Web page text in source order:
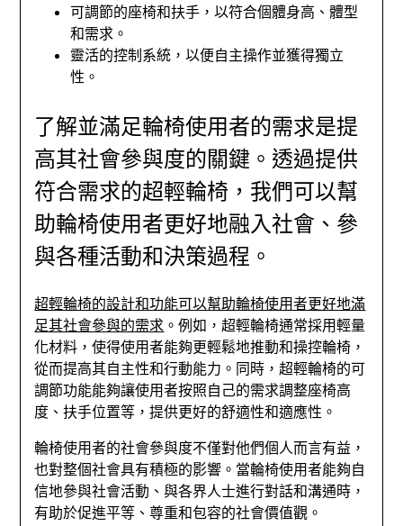
可調節的座椅和扶手，以符合個體身高、體型
和需求。
靈活的控制系統，以便自主操作並獲得獨立
性。
了解並滿足輪椅使用者的需求是提
高其社會參與度的關鍵。透過提供
符合需求的超輕輪椅，我們可以幫
助輪椅使用者更好地融入社會、參
與各種活動和決策過程。
超輕輪椅的設計和功能可以幫助輪椅使用者更好地滿
足其社會參與的需求 。例如，超輕輪椅通常採用輕量
化材料，使得使用者能夠更輕鬆地推動和操控輪椅，
從而提高其自主性和行動能力。同時，超輕輪椅的可
調節功能能夠讓使用者按照自己的需求調整座椅高
度、扶手位置等，提供更好的舒適性和適應性。
輪椅使用者的社會參與度不僅對他們個人而言有益，
也對整個社會具有積極的影響。當輪椅使用者能夠自
信地參與社會活動、與各界人士進行對話和溝通時，
有助於促進平等、尊重和包容的社會價值觀。